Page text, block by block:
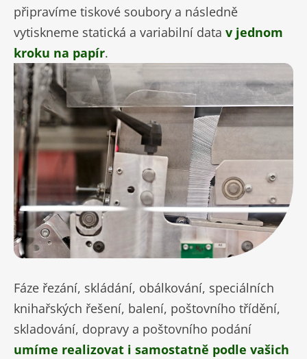
připravíme tiskové soubory a následně
vytiskneme statická a variabilní data v jednom
kroku na papír.
Fáze řezání, skládání, obálkování, speciálních
knihařských řešení, balení, poštovního třídění,
skladování, dopravy a poštovního podání
umíme realizovat i samostatně podle vašich